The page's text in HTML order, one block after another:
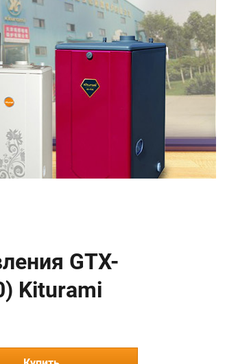
GTX-
Kiturami